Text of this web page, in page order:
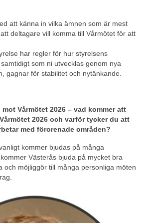
att känna in vilka ämnen som är mest
deltagare vill komma till Vårmötet för att
har regler för hur styrelsens
som ni utvecklas genom nya
gagnar för stabilitet och nytänkande.
Vårmötet 2026 – vad kommer att
2026 och varför tycker du att
med förorenade områden?
kommer bjudas på många
Västerås bjuda på mycket bra
och möjliggör till många personliga möten